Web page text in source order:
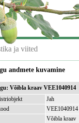
ja viited
andmete kuvamine
Võibla kraav VEE1040914
Jah
VEE1040914
Võibla kraav